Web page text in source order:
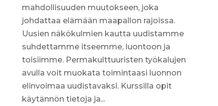
mahdollisuuden muutokseen, joka
johdattaa elämään maapallon rajoissa.
Uusien näkökulmien kautta uudistamme
suhdettamme itseemme, luontoon ja
toisiimme. Permakulttuuristen työkalujen
avulla voit muokata toimintaasi luonnon
elinvoimaa uudistavaksi. Kurssilla opit
käytännön tietoja ja...